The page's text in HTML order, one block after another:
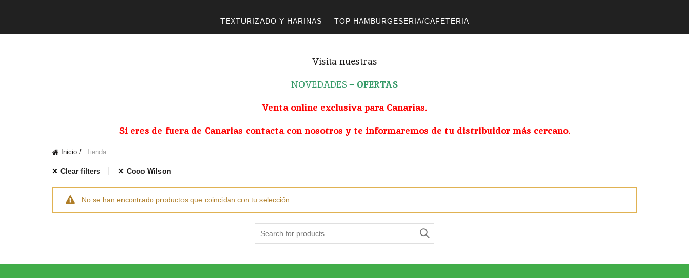
TEXTURIZADO Y HARINAS TOP HAMBURGESERIA/CAFETERIA
Visita nuestras
NOVEDADES – OFERTAS
Venta online exclusiva para Canarias.
Si eres de fuera de Canarias contacta con nosotros y te informaremos de tu distribuidor más cercano.
Inicio Tienda
Clear filters Coco Wilson
No se han encontrado productos que coincidan con tu selección.